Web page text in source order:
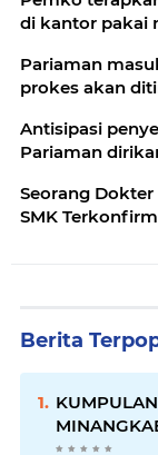
di kantor pakai
Pariaman
prokes akan
Antisipasi
Pariaman
Seorang Dokter
SMK
Berita